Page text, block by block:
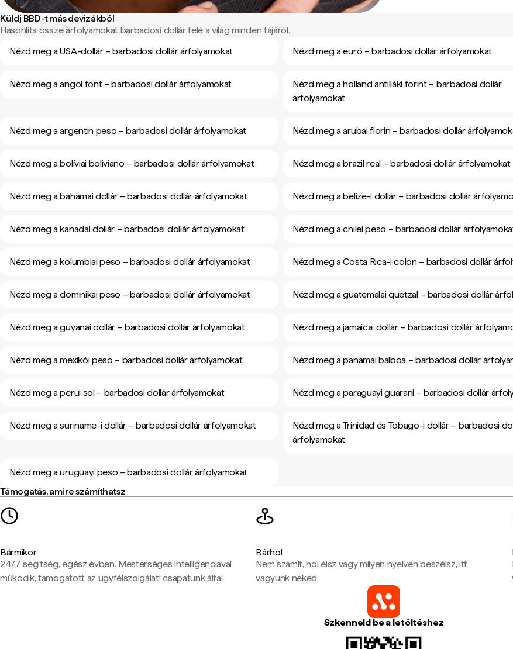
Küldj BBD-t más devizákból
Hasonlíts össze árfolyamokat barbadosi dollár felé a világ minden tájáról.
Nézd meg a USA-dollár – barbadosi dollár árfolyamokat
Nézd meg a euró – barbadosi dollár árfolyamokat
Nézd meg a angol font – barbadosi dollár árfolyamokat
Nézd meg a holland antilláki forint – barbadosi dollár
árfolyamokat
Nézd meg a argentin peso – barbadosi dollár árfolyamokat Nézd meg a arubai florin – barbadosi dollár
Nézd meg a bolíviai boliviano – barbadosi dollár árfolyamokat Nézd meg a brazil real – barbadosi dollár árfolyamokat
Nézd meg a bahamai dollár – barbadosi dollár árfolyamokat Nézd meg a belize-i dollár – barbadosi dollár
Nézd meg a kanadai dollár – barbadosi dollár árfolyamokat Nézd meg a chilei peso – barbadosi dollár
Nézd meg a kolumbiai peso – barbadosi dollár árfolyamokat Nézd meg a Costa Rica-i colon – barbadosi dollár
Nézd meg a dominikai peso – barbadosi dollár árfolyamokat Nézd meg a guatemalai quetzal – barbadosi dollár
Nézd meg a guyanai dollár – barbadosi dollár árfolyamokat Nézd meg a jamaicai dollár – barbadosi dollár
Nézd meg a mexikói peso – barbadosi dollár árfolyamokat Nézd meg a panamai balboa – barbadosi dollár
Nézd meg a perui sol – barbadosi dollár árfolyamokat Nézd meg a paraguayi guarani – barbadosi dollár
Nézd meg a suriname-i dollár – barbadosi dollár árfolyamokat
Nézd meg a Trinidad és Tobago-i dollár – barbadosi
árfolyamokat
Nézd meg a uruguayi peso – barbadosi dollár árfolyamokat
Támogatás, amire számíthatsz
Bármikor
24/7 segítség, egész évben. Mesterséges intelligenciával
működik, támogatott az ügyfélszolgálati csapatunk által.
Bárhol
Nem számít, hol élsz vagy milyen nyelven beszélsz, itt
vagyunk neked.
Szkenneld be a letöltéshez